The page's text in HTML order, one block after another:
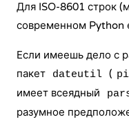
Для ISO-8601 строк
современном Python
Если имеешь дело с
пакет
dateutil (
имеет всеядный
разумное